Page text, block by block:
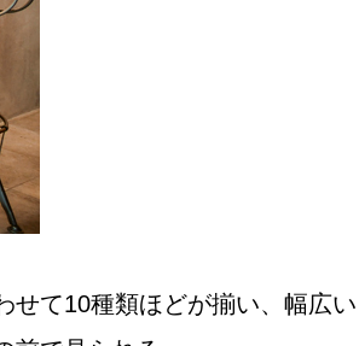
せて10種類ほどが揃い、幅広い